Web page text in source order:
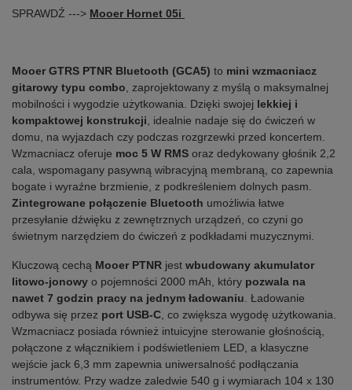
SPRAWDŹ ---> Mooer Hornet 05i
Mooer GTRS PTNR Bluetooth (GCA5) to mini wzmacniacz
gitarowy typu combo , zaprojektowany z myślą o maksymalnej
mobilności i wygodzie użytkowania. Dzięki swojej lekkiej i
kompaktowej konstrukcji , idealnie nadaje się do ćwiczeń w
domu, na wyjazdach czy podczas rozgrzewki przed koncertem.
Wzmacniacz oferuje moc 5 W RMS oraz dedykowany głośnik 2,2
cala, wspomagany pasywną wibracyjną membraną, co zapewnia
bogate i wyraźne brzmienie, z podkreśleniem dolnych pasm.
Zintegrowane połączenie Bluetooth umożliwia łatwe
przesyłanie dźwięku z zewnętrznych urządzeń, co czyni go
świetnym narzędziem do ćwiczeń z podkładami muzycznymi.
Kluczową cechą Mooer PTNR jest wbudowany akumulator
litowo-jonowy o pojemności 2000 mAh, który pozwala na
nawet 7 godzin pracy na jednym ładowaniu . Ładowanie
odbywa się przez port USB-C , co zwiększa wygodę użytkowania.
Wzmacniacz posiada również intuicyjne sterowanie głośnością,
połączone z włącznikiem i podświetleniem LED, a klasyczne
wejście jack 6,3 mm zapewnia uniwersalność podłączania
instrumentów. Przy wadze zaledwie 540 g i wymiarach 104 x 130